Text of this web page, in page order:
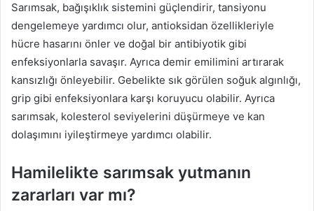
Sarımsak, bağışıklık sistemini güçlendirir, tansiyonu
dengelemeye yardımcı olur, antioksidan özellikleriyle
hücre hasarını önler ve doğal bir antibiyotik gibi
enfeksiyonlarla savaşır. Ayrıca demir emilimini artırarak
kansızlığı önleyebilir. Gebelikte sık görülen soğuk algınlığı,
grip gibi enfeksiyonlara karşı koruyucu olabilir. Ayrıca
sarımsak, kolesterol seviyelerini düşürmeye ve kan
dolaşımını iyileştirmeye yardımcı olabilir.
Hamilelikte sarımsak yutmanın
zararları var mı?